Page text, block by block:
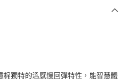
彰化商業銀行
棉獨特的溫感慢回彈特性，能智慧體